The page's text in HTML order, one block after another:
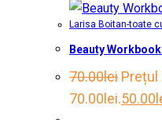
Larisa Boitan-toate
Beauty
70.00lei Prețul
70.00lei.50.00